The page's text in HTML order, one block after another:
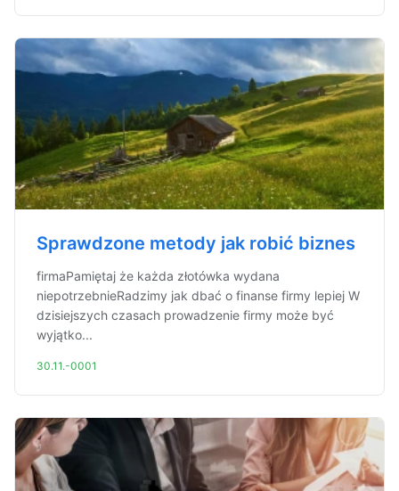
Sprawdzone metody jak robić biznes
firmaPamiętaj że każda złotówka wydana
niepotrzebnieRadzimy jak dbać o finanse firmy lepiej W
dzisiejszych czasach prowadzenie firmy może być
wyjątko...
30.11.-0001